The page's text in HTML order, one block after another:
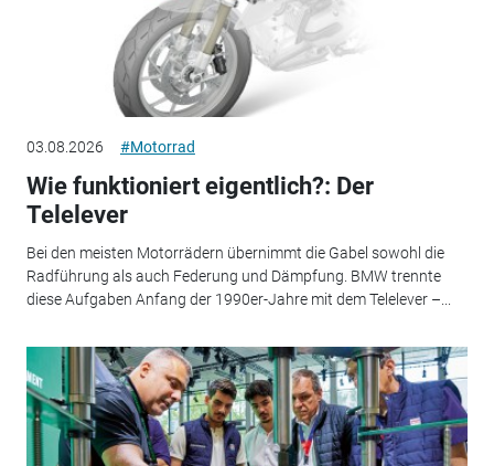
03.08.2026 #Motorrad
Wie funktioniert eigentlich?: Der
Telelever
Bei den meisten Motorrädern übernimmt die Gabel sowohl die
Radführung als auch Federung und Dämpfung. BMW trennte
diese Aufgaben Anfang der 1990er-Jahre mit dem Telelever –...